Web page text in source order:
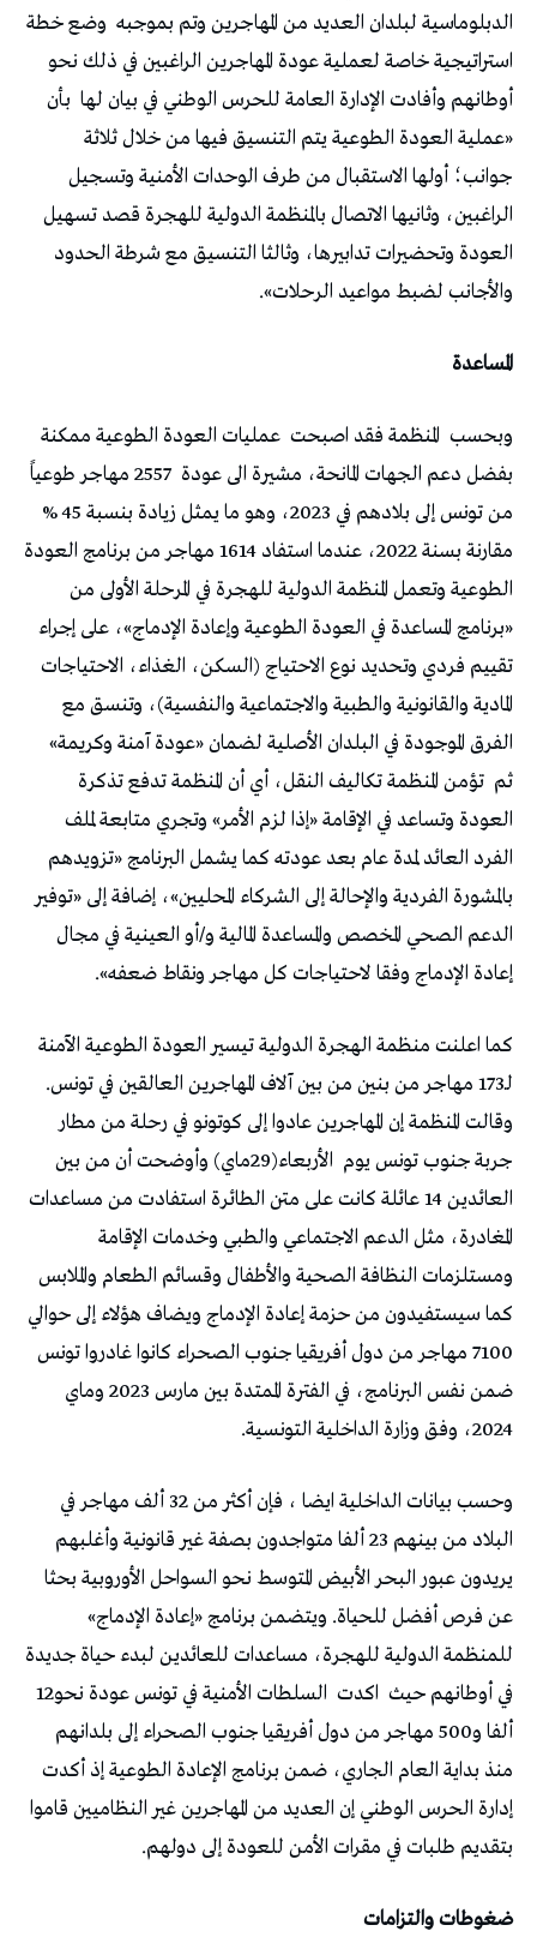
الدبلوماسية لبلدان العديد من المهاجرين وتم بموجبه وضع خطة
استراتيجية خاصة لعملية عودة المهاجرين الراغبين في ذلك نحو
أوطانهم وأفادت الإدارة العامة للحرس الوطني في بيان لها بأن
«عملية العودة الطوعية يتم التنسيق فيها من خلال ثلاثة
جوانب؛ أولها الاستقبال من طرف الوحدات الأمنية وتسجيل
الراغبين، وثانيها الاتصال بالمنظمة الدولية للهجرة قصد تسهيل
العودة وتحضيرات تدابيرها، وثالثا التنسيق مع شرطة الحدود
والأجانب لضبط مواعيد الرحلات».
المساعدة
وبحسب المنظمة فقد اصبحت عمليات العودة الطوعية ممكنة
بفضل دعم الجهات المانحة، مشيرة الى عودة
2557 مهاجر طوعياً
من تونس إلى بلادهم في 2023، وهو ما يمثل زيادة بنسبة 45 %
مقارنة بسنة 2022، عندما استفاد 1614 مهاجر من برنامج العودة
الطوعية وتعمل المنظمة الدولية للهجرة في المرحلة الأولى من
«برنامج المساعدة في العودة الطوعية وإعادة الإدماج»، على إجراء
تقييم فردي وتحديد نوع الاحتياج (السكن، الغذاء، الاحتياجات
المادية والقانونية والطبية والاجتماعية والنفسية)، وتنسق مع
الفرق الموجودة في البلدان الأصلية لضمان «عودة آمنة وكريمة»
ثم تؤمن المنظمة تكاليف النقل، أي أن المنظمة تدفع تذكرة
العودة وتساعد في الإقامة «إذا لزم الأمر» وتجري متابعة لملف
الفرد العائد لمدة عام بعد عودته كما يشمل البرنامج «تزويدهم
بالمشورة الفردية والإحالة إلى الشركاء المحليين»، إضافة إلى «توفير
الدعم الصحي المخصص والمساعدة المالية و/أو العينية في مجال
إعادة الإدماج وفقا لاحتياجات كل مهاجر ونقاط ضعفه».
كما اعلنت منظمة الهجرة الدولية تيسير العودة الطوعية الآمنة
لـ173 مهاجر من بنين من بين آلاف المهاجرين العالقين في تونس.
وقالت المنظمة إن المهاجرين عادوا إلى كوتونو في رحلة من مطار
جربة جنوب تونس يوم
الأربعاء(29ماي) وأوضحت أن من بين
العائدين 14 عائلة كانت على متن الطائرة استفادت من مساعدات
المغادرة، مثل الدعم الاجتماعي والطبي وخدمات الإقامة
ومستلزمات النظافة الصحية والأطفال وقسائم الطعام والملابس
كما سيستفيدون من حزمة إعادة الإدماج ويضاف هؤلاء إلى حوالي
7100 مهاجر من دول أفريقيا جنوب الصحراء كانوا غادروا تونس
ضمن نفس البرنامج، في الفترة الممتدة بين مارس 2023 وماي
2024، وفق وزارة الداخلية التونسية.
وحسب بيانات الداخلية ايضا ، فإن أكثر من 32 ألف مهاجر في
البلاد من بينهم 23 ألفا متواجدون بصفة غير قانونية وأغلبهم
يريدون عبور البحر الأبيض المتوسط نحو السواحل الأوروبية بحثا
عن فرص أفضل للحياة. ويتضمن برنامج «إعادة الإدماج»
للمنظمة الدولية للهجرة، مساعدات للعائدين لبدء حياة جديدة
في أوطانهم حيث اكدت
السلطات الأمنية في تونس عودة نحو12
ألفا و500 مهاجر من دول أفريقيا جنوب الصحراء إلى بلدانهم
منذ بداية العام الجاري، ضمن برنامج الإعادة الطوعية إذ أكدت
إدارة الحرس الوطني إن العديد من المهاجرين غير النظاميين قاموا
بتقديم طلبات في مقرات الأمن للعودة إلى دولهم.
ضغوطات والتزامات